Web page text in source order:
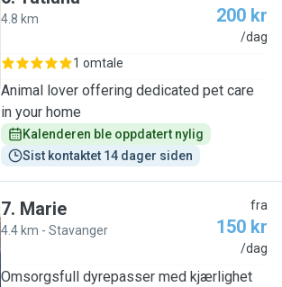
4.8 km 200 kr
/dag
1 omtale
Animal lover offering dedicated pet care
in your home
Kalenderen ble oppdatert nylig
Sist kontaktet 14 dager siden
7. Marie
4.4 km - Stavanger
fra
150 kr
/dag
Omsorgsfull dyrepasser med kjærlighet